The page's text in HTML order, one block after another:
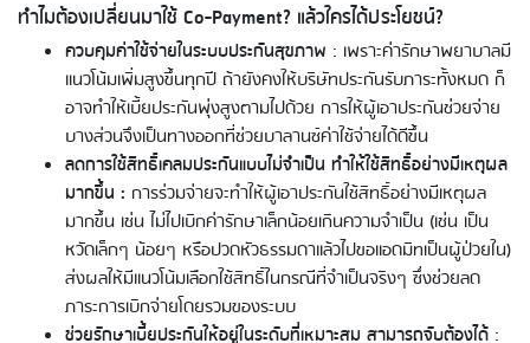
ทำไมต้องเปลี่ยนมาใช้ Co-Payment? แล้วใครได้ประโยชน์?
ควบคุมค่าใช้จ่ายในระบบประกันสุขภาพ : เพราะค่ารักษาพยาบาลมี
แนวโน้มเพิ่มสูงขึ้นทุกปี ถ้ายังคงให้บริษัทประกันรับภาระทั้งหมด ก็
อาจทำให้เบี้ยประกันพุ่งสูงตามไปด้วย การให้ผู้เอาประกันช่วยจ่าย
บางส่วนจึงเป็นทางออกที่ช่วยบาลานซ์ค่าใช้จ่ายได้ดีขึ้น
ลดการใช้สิทธิ์เคลมประกันแบบไม่จำเป็น ทำให้ใช้สิทธิ์อย่างมีเหตุผล
มากขึ้น : การร่วมจ่ายจะทำให้ผู้เอาประกันใช้สิทธิ์อย่างมีเหตุผล
มากขึ้น เช่น ไม่ไปเบิกค่ารักษาเล็กน้อยเกินความจำเป็น (เช่น เป็น
หวัดเล็กๆ น้อยๆ หรือปวดหัวธรรมดาแล้วไปขอแอดมิทเป็นผู้ป่วยใน)
ส่งผลให้มีแนวโน้มเลือกใช้สิทธิ์ในกรณีที่จำเป็นจริงๆ ซึ่งช่วยลด
ภาระการเบิกจ่ายโดยรวมของระบบ
ช่วยรักษาเบี้ยประกันให้อยู่ในระดับที่เหมาะสม สามารถจับต้องได้ :